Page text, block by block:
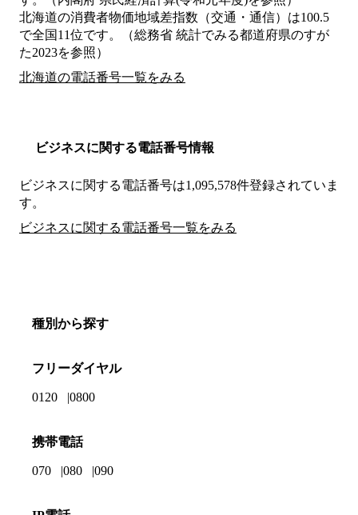
北海道の消費者物価地域差指数（交通・通信）は100.5
で全国11位です。（総務省 統計でみる都道府県のすが
た2023を参照）
北海道の電話番号一覧をみる
ビジネスに関する電話番号情報
ビジネスに関する電話番号は1,095,578件登録されていま
す。
ビジネスに関する電話番号一覧をみる
種別から探す
フリーダイヤル
0120 0800
携帯電話
070 080 090